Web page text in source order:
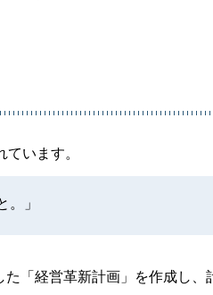
います。
。」
「経営革新計画」を作成し、